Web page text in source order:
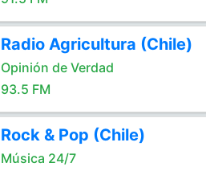
Radio Agricultura (Chile)
Opinión de Verdad
93.5 FM
Rock & Pop (Chile)
Música 24/7